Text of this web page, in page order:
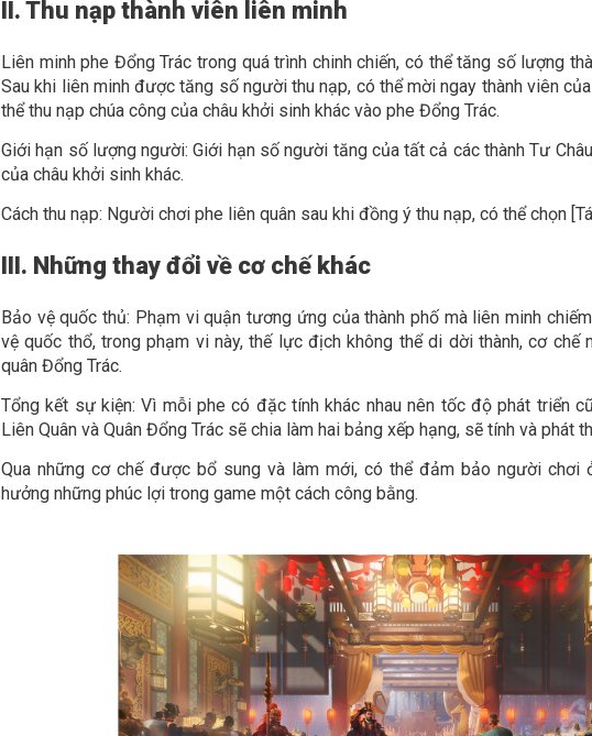
II. Thu nạp thành viên liên minh
Liên minh phe Đổng Trác trong quá trình chinh chiến, có thể tăng số lượng
Sau khi liên minh được tăng số người thu nạp, có thể mời ngay thành viên
thể thu nạp chúa công của châu khởi sinh khác vào phe Đổng Trác.
Giới hạn số lượng người: Giới hạn số người tăng của tất cả các thành Tư
của châu khởi sinh khác.
Cách thu nạp: Người chơi phe liên quân sau khi đồng ý thu nạp, có thể chọn
III. Những thay đổi về cơ chế khác
Bảo vệ quốc thủ: Phạm vi quận tương ứng của thành phố mà liên minh
vệ quốc thổ, trong phạm vi này, thế lực địch không thể di dời thành, cơ chế
quân Đổng Trác.
Tổng kết sự kiện: Vì mỗi phe có đặc tính khác nhau nên tốc độ phát triển
Liên Quân và Quân Đổng Trác sẽ chia làm hai bảng xếp hạng, sẽ tính và phát
Qua những cơ chế được bổ sung và làm mới, có thể đảm bảo người chơi
hưởng những phúc lợi trong game một cách công bằng.